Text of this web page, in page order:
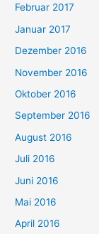
Februar 2017
Januar 2017
Dezember 2016
November 2016
Oktober 2016
September 2016
August 2016
Juli 2016
Juni 2016
Mai 2016
April 2016